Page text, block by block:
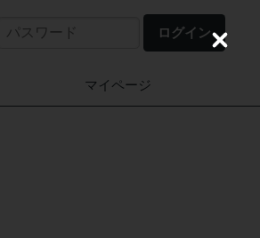
ログイン
マイページ
C
e